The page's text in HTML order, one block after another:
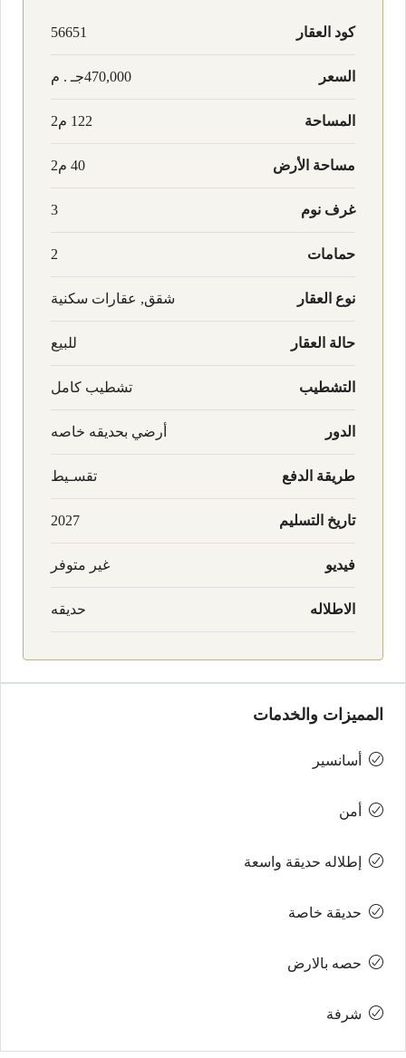
كود العقار 56651
السعر 470,000جـ . م
المساحة 122 م2
مساحة الأرض 40 م2
غرف نوم 3
حمامات 2
نوع العقار شقق, عقارات سكنية
حالة العقار للبيع
التشطيب تشطيب كامل
الدور أرضي بحديقه خاصه
طريقة الدفع تقسـيط
تاريخ التسليم 2027
فيديو غير متوفر
الاطلاله حديقه
المميزات والخدمات
أسانسير
أمن
إطلاله حديقة واسعة
حديقة خاصة
حصه بالارض
شرفة